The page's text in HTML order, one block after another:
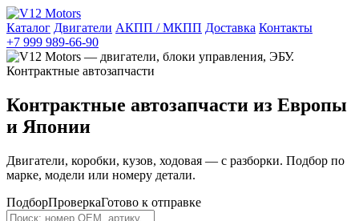
Каталог Двигатели АКПП / МКПП Доставка Контакты
+7 999 989-66-90
Контрактные автозапчасти из Европы
и Японии
Двигатели, коробки, кузов, ходовая — с разборки. Подбор по
марке, модели или номеру детали.
ПодборПроверкаГотово к отправке